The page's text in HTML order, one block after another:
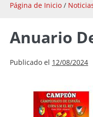
Página de Inicio /
Anuario
Publicado el 12/08/2024